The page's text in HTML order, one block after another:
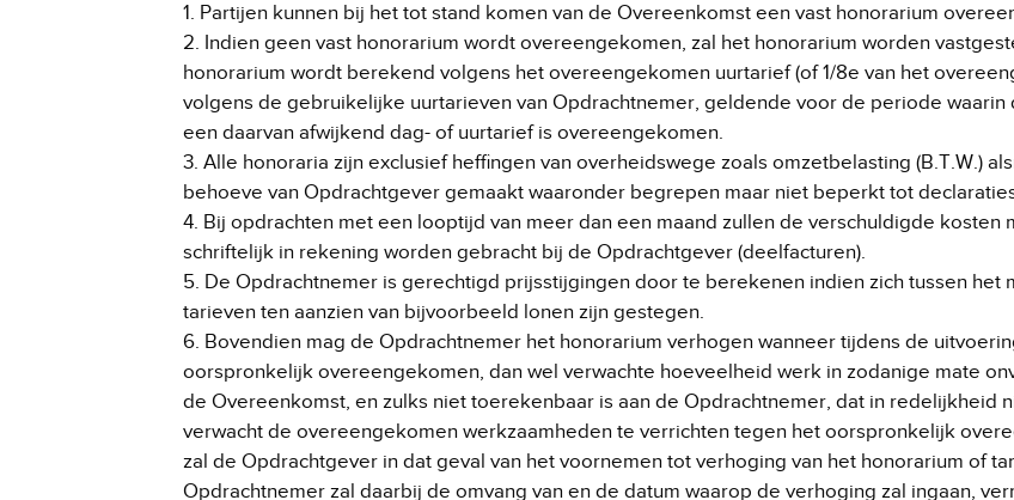
1. Partijen kunnen bij het tot stand komen van de Overeenkomst een vast honorarium
2. Indien geen vast honorarium wordt overeengekomen, zal het honorarium worden
honorarium wordt berekend volgens het overeengekomen uurtarief (of 1/8e van het
volgens de gebruikelijke uurtarieven van Opdrachtnemer, geldende voor de periode
een daarvan afwijkend dag- of uurtarief is overeengekomen.
3. Alle honoraria zijn exclusief heffingen van overheidswege zoals omzetbelasting (B.T.W.)
behoeve van Opdrachtgever gemaakt waaronder begrepen maar niet beperkt tot
4. Bij opdrachten met een looptijd van meer dan een maand zullen de verschuldigde
schriftelijk in rekening worden gebracht bij de Opdrachtgever (deelfacturen).
5. De Opdrachtnemer is gerechtigd prijsstijgingen door te berekenen indien zich tussen het
tarieven ten aanzien van bijvoorbeeld lonen zijn gestegen.
6. Bovendien mag de Opdrachtnemer het honorarium verhogen wanneer tijdens de
oorspronkelijk overeengekomen, dan wel verwachte hoeveelheid werk in zodanige mate
de Overeenkomst, en zulks niet toerekenbaar is aan de Opdrachtnemer, dat in redelijkheid
verwacht de overeengekomen werkzaamheden te verrichten tegen het oorspronkelijk
zal de Opdrachtgever in dat geval van het voornemen tot verhoging van het honorarium of
Opdrachtnemer zal daarbij de omvang van en de datum waarop de verhoging zal ingaan,